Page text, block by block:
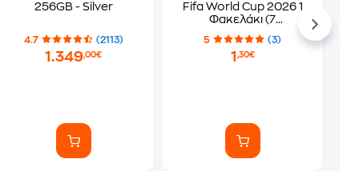
256GB - Silver
4.7 (2113)
1.349,00€
Fifa World Cup 2026 1
Φακελάκι (7
Αυτοκόλλητα)
5 (3)
1 ,30€